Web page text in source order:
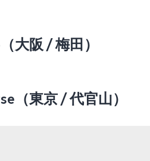
大阪 / 梅田）
（東京 / 代官山）